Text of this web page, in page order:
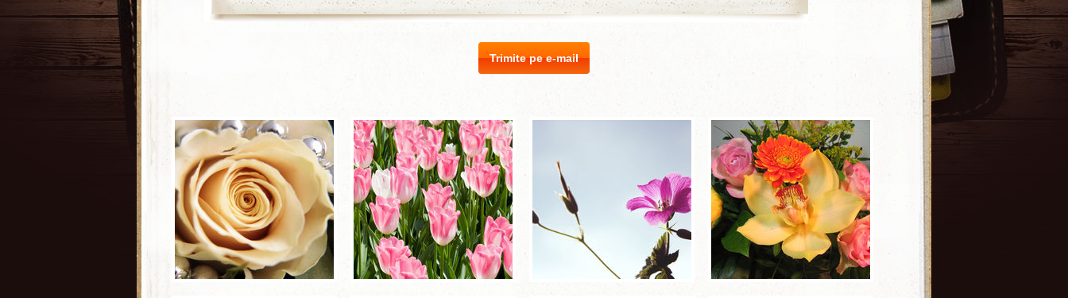
Trimite pe e-mail